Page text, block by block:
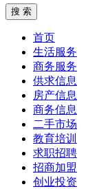
首页
生活服务
商务服务
供求信息
房产信息
商务信息
二手市场
教育培训
求职招聘
招商加盟
创业投资